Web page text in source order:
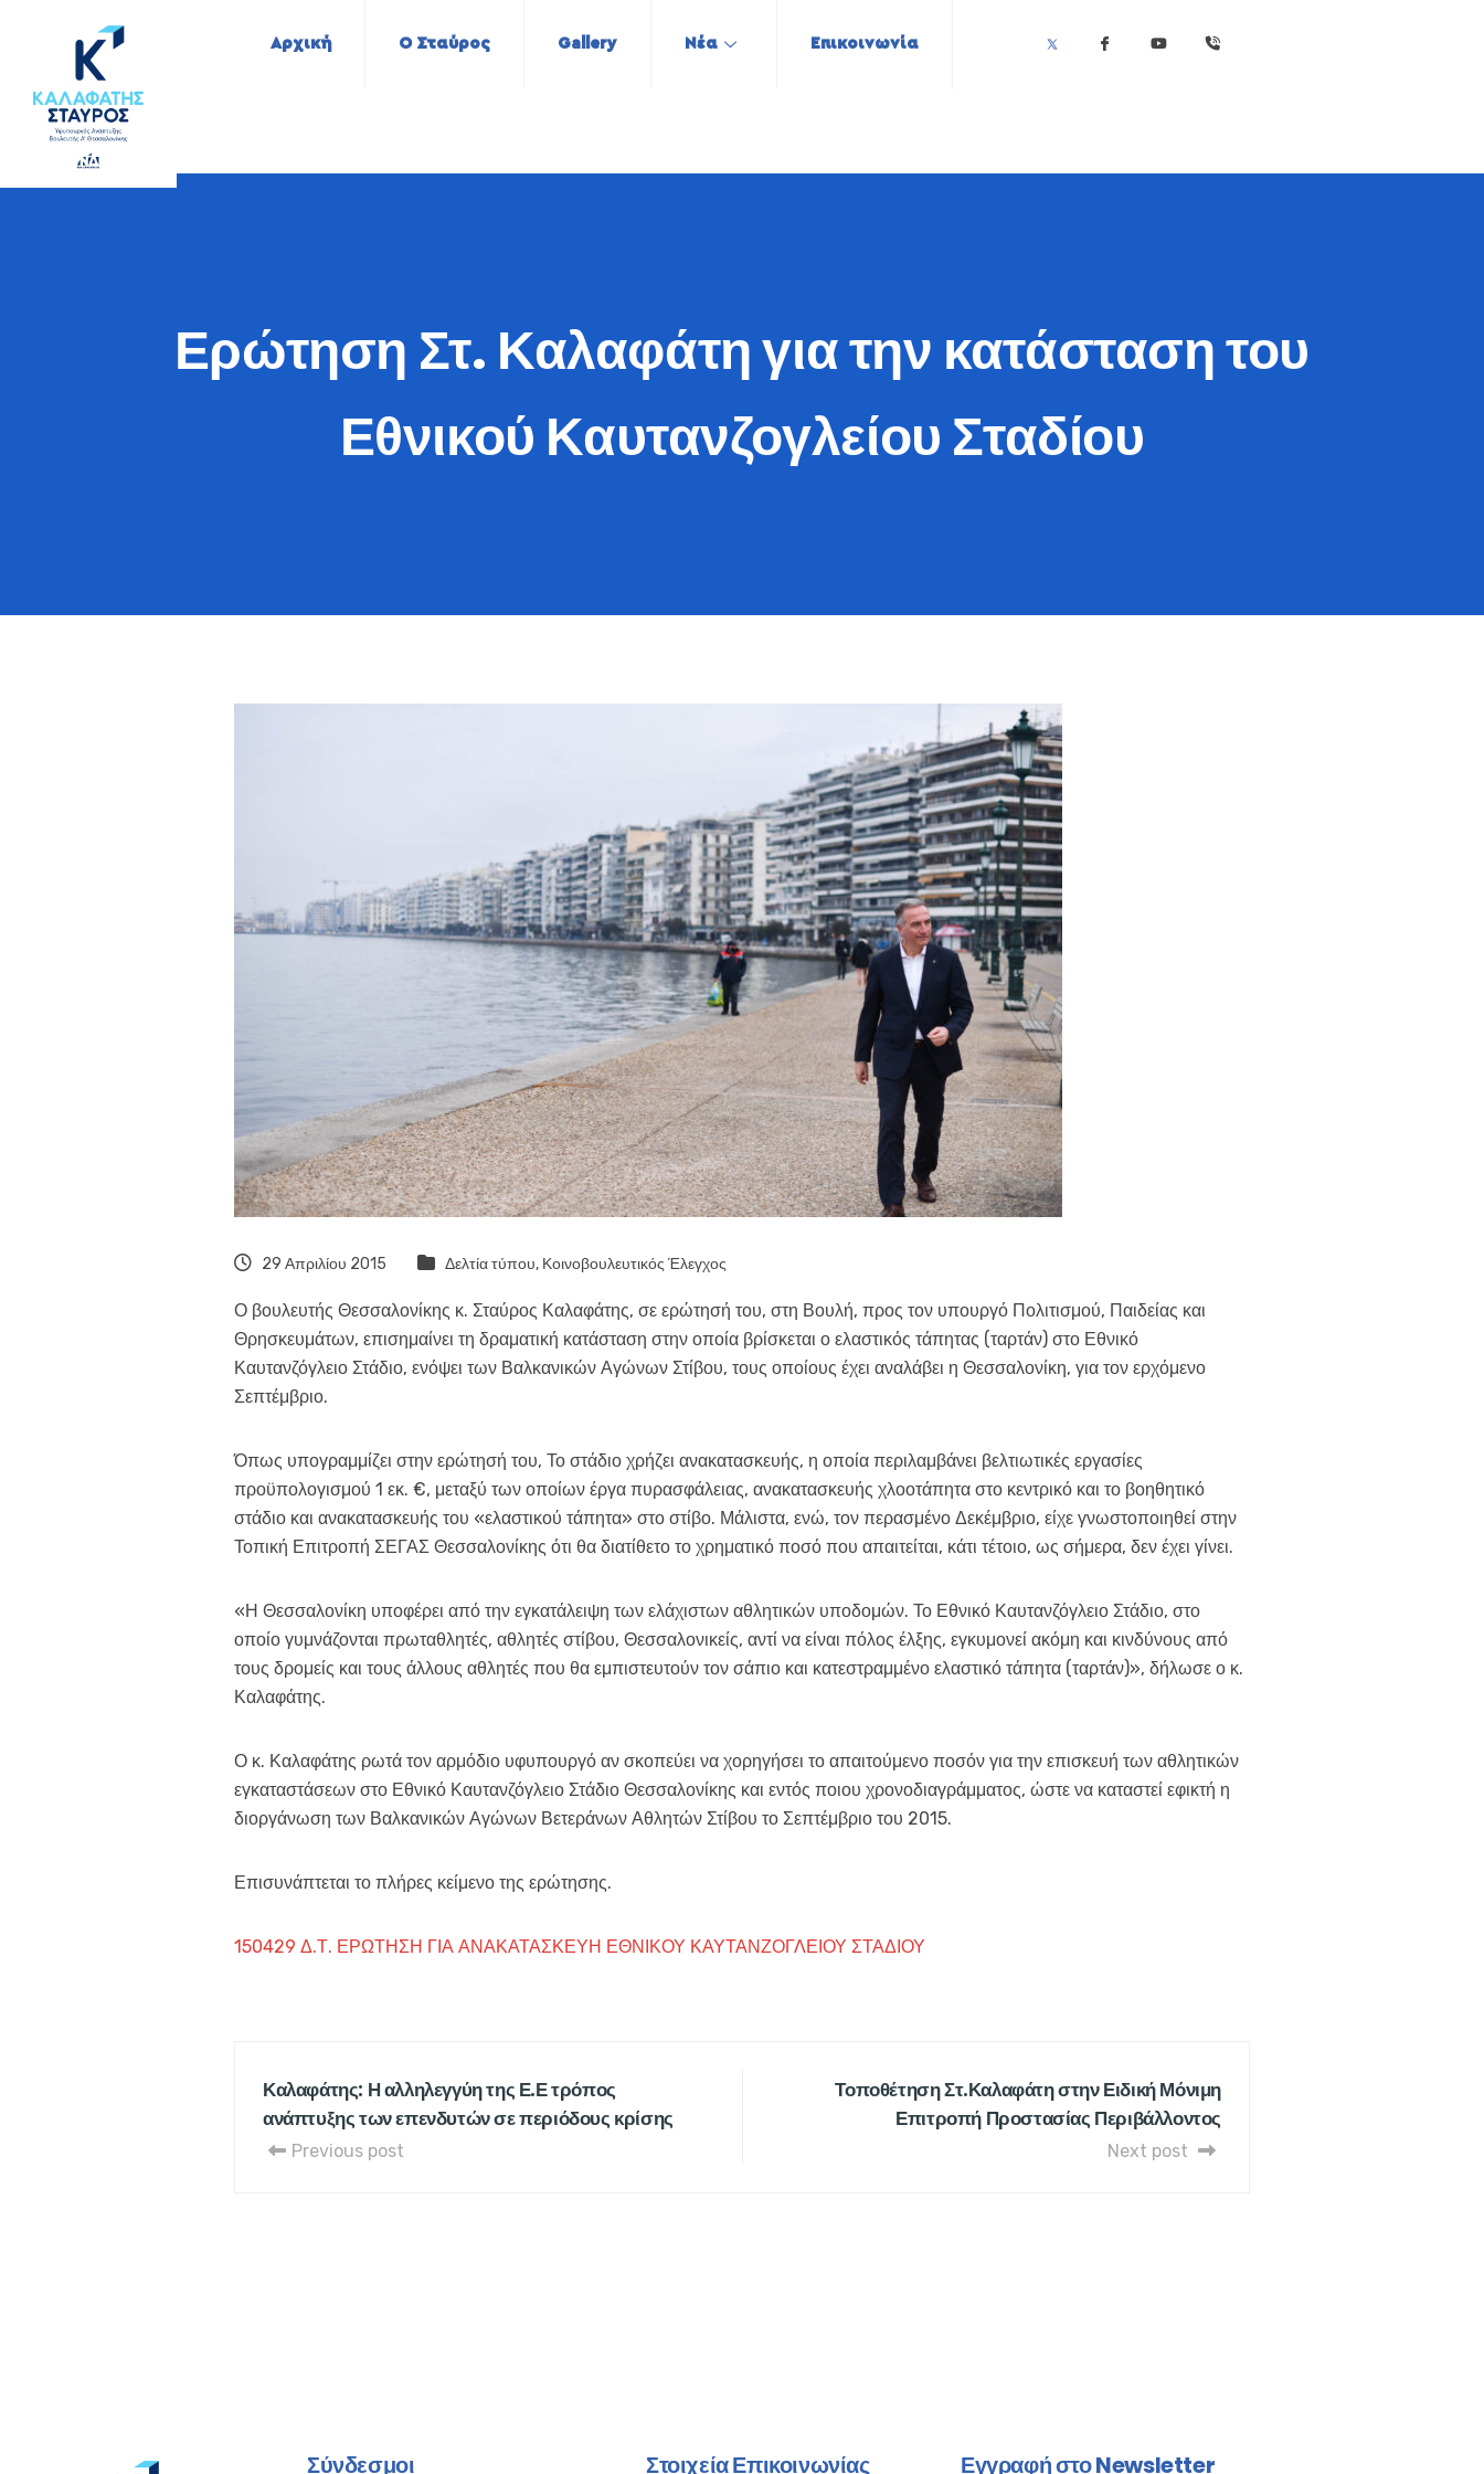
Αρχική Ο Σταύρος Gallery Νέα Επικοινωνία
Ερώτηση Στ. Καλαφάτη για την κατάσταση του
Εθνικού Καυτανζογλείου Σταδίου
29 Απριλίου 2015 Δελτία τύπου, Κοινοβουλευτικός Έλεγχος
Ο βουλευτής Θεσσαλονίκης κ. Σταύρος Καλαφάτης, σε ερώτησή του, στη Βουλή, προς τον υπουργό Πολιτισμού, Παιδείας και
Θρησκευμάτων, επισημαίνει τη δραματική κατάσταση στην οποία βρίσκεται ο ελαστικός τάπητας (ταρτάν) στο Εθνικό
Καυτανζόγλειο Στάδιο, ενόψει των Βαλκανικών Αγώνων Στίβου, τους οποίους έχει αναλάβει η Θεσσαλονίκη, για τον ερχόμενο
Σεπτέμβριο.
Όπως υπογραμμίζει στην ερώτησή του, Το στάδιο χρήζει ανακατασκευής, η οποία περιλαμβάνει βελτιωτικές εργασίες
προϋπολογισμού 1 εκ. €, μεταξύ των οποίων έργα πυρασφάλειας, ανακατασκευής χλοοτάπητα στο κεντρικό και το βοηθητικό
στάδιο και ανακατασκευής του «ελαστικού τάπητα» στο στίβο. Μάλιστα, ενώ, τον περασμένο Δεκέμβριο, είχε γνωστοποιηθεί στην
Τοπική Επιτροπή ΣΕΓΑΣ Θεσσαλονίκης ότι θα διατίθετο το χρηματικό ποσό που απαιτείται, κάτι τέτοιο, ως σήμερα, δεν έχει γίνει.
«Η Θεσσαλονίκη υποφέρει από την εγκατάλειψη των ελάχιστων αθλητικών υποδομών. Το Εθνικό Καυτανζόγλειο Στάδιο, στο
οποίο γυμνάζονται πρωταθλητές, αθλητές στίβου, Θεσσαλονικείς, αντί να είναι πόλος έλξης, εγκυμονεί ακόμη και κινδύνους από
τους δρομείς και τους άλλους αθλητές που θα εμπιστευτούν τον σάπιο και κατεστραμμένο ελαστικό τάπητα (ταρτάν)», δήλωσε ο κ.
Καλαφάτης.
Ο κ. Καλαφάτης ρωτά τον αρμόδιο υφυπουργό αν σκοπεύει να χορηγήσει το απαιτούμενο ποσόν για την επισκευή των αθλητικών
εγκαταστάσεων στο Εθνικό Καυτανζόγλειο Στάδιο Θεσσαλονίκης και εντός ποιου χρονοδιαγράμματος, ώστε να καταστεί εφικτή η
διοργάνωση των Βαλκανικών Αγώνων Βετεράνων Αθλητών Στίβου το Σεπτέμβριο του 2015.
Επισυνάπτεται το πλήρες κείμενο της ερώτησης.
150429 Δ.Τ. ΕΡΩΤΗΣΗ ΓΙΑ ΑΝΑΚΑΤΑΣΚΕΥΗ ΕΘΝΙΚΟΥ ΚΑΥΤΑΝΖΟΓΛΕΙΟΥ ΣΤΑΔΙΟΥ
Καλαφάτης: Η αλληλεγγύη της Ε.Ε τρόπος
ανάπτυξης των επενδυτών σε περιόδους κρίσης
Previous post
Τοποθέτηση Στ.Καλαφάτη στην Ειδική Μόνιμη
Επιτροπή Προστασίας Περιβάλλοντος
Next post
Σύνδεσμοι Στοιχεία Επικοινωνίας Εγγραφή στο Newsletter